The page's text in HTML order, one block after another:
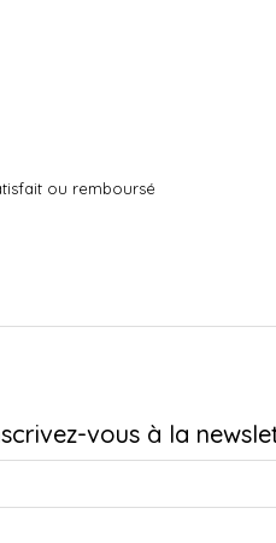
ou remboursé
vous à la